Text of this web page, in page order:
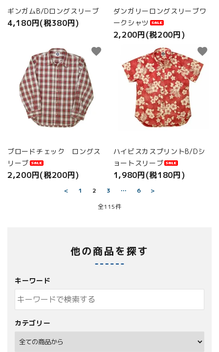
ギンガムB/Dロングスリーブ
4,180円(税380円)
ダンガリーロングスリーブワ
ークシャツ
2,200円(税200円)
ブロードチェック ロングス
リーブ
2,200円(税200円)
favorite
ハイビスカスプリントB/Dシ
ョートスリーブ
1,980円(税180円)
favorite
< 1 2 3 … 6
>
全115件
他の商品を探す
キーワード
カテゴリー